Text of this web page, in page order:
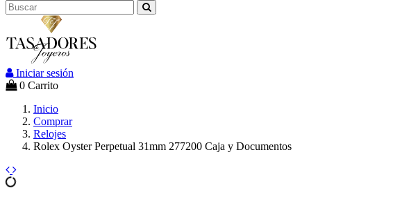
Iniciar sesión
0 Carrito
Inicio
Comprar
Relojes
Rolex Oyster Perpetual 31mm 277200 Caja y Documentos